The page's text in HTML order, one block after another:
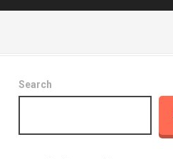
Search